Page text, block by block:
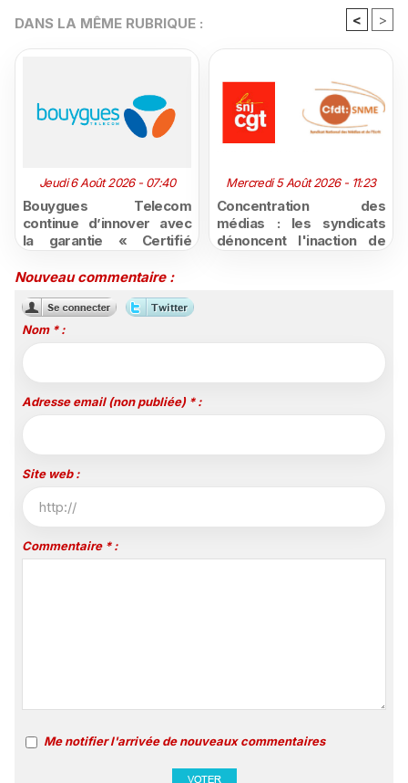
DANS LA MÊME RUBRIQUE : < >
Jeudi 6 Août 2026 - 07:40
Bouygues Telecom
continue d’innover avec
la garantie « Certifié
»
Mercredi 5 Août 2026 - 11:23
Concentration des
médias : les syndicats
dénoncent l'inaction de
Nouveau commentaire :
Nom * :
Adresse email (non publiée) * :
Site web :
Commentaire * :
Me notifier l'arrivée de nouveaux commentaires